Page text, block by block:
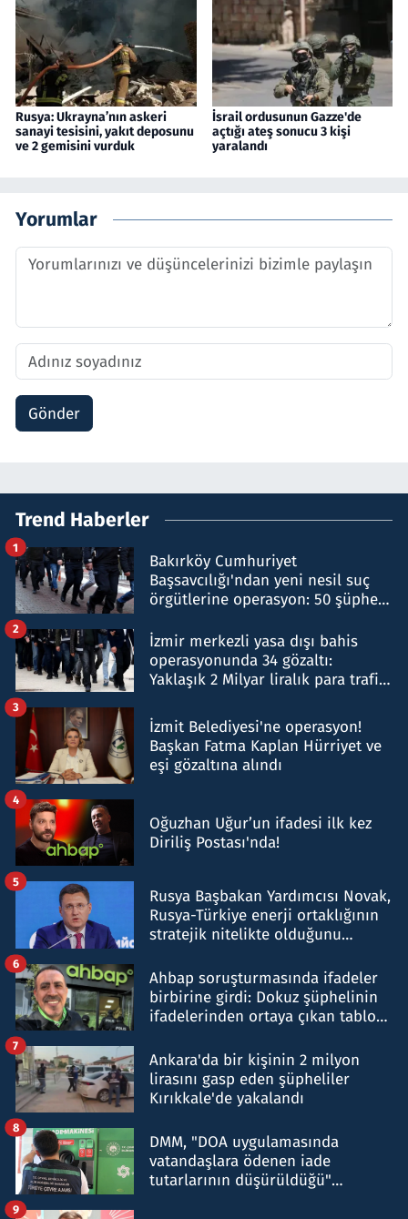
Rusya: Ukrayna’nın askeri
sanayi tesisini, yakıt deposunu
ve 2 gemisini vurduk
İsrail ordusunun Gazze'de
açtığı ateş sonucu 3 kişi
yaralandı
Yorumlar
Gönder
Trend Haberler
Bakırköy Cumhuriyet
Başsavcılığı'ndan yeni nesil suç
örgütlerine operasyon: 50 şüpheli
1
İzmir merkezli yasa dışı bahis
operasyonunda 34 gözaltı:
Yaklaşık 2 Milyar liralık para trafiği
2
İzmit Belediyesi'ne operasyon!
Başkan Fatma Kaplan Hürriyet ve
eşi gözaltına alındı
3
Oğuzhan Uğur’un ifadesi ilk kez
Diriliş Postası'nda!
4
Rusya Başbakan Yardımcısı Novak,
Rusya-Türkiye enerji ortaklığının
stratejik nitelikte olduğunu
5
Ahbap soruşturmasında ifadeler
birbirine girdi: Dokuz şüphelinin
ifadelerinden ortaya çıkan tablo
6
Ankara'da bir kişinin 2 milyon
lirasını gasp eden şüpheliler
Kırıkkale'de yakalandı
7
DMM, "DOA uygulamasında
vatandaşlara ödenen iade
tutarlarının düşürüldüğü"
8
9